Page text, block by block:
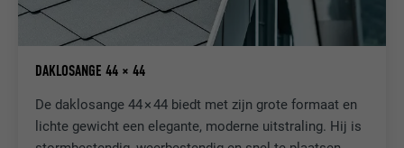
DAKLOSANGE 44 × 44
De daklosange 44 × 44 biedt met zijn grote formaat en
lichte gewicht een elegante, moderne uitstraling. Hij is